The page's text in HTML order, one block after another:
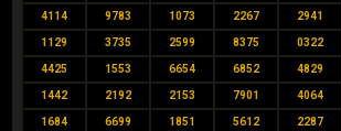
4114 9783 1073 2267 2941
1129 3735 2599 8375 0322
4425 1553 6654 6852 4829
1442 2192 2153 7901 4064
1684 6699 1851 5612 2287